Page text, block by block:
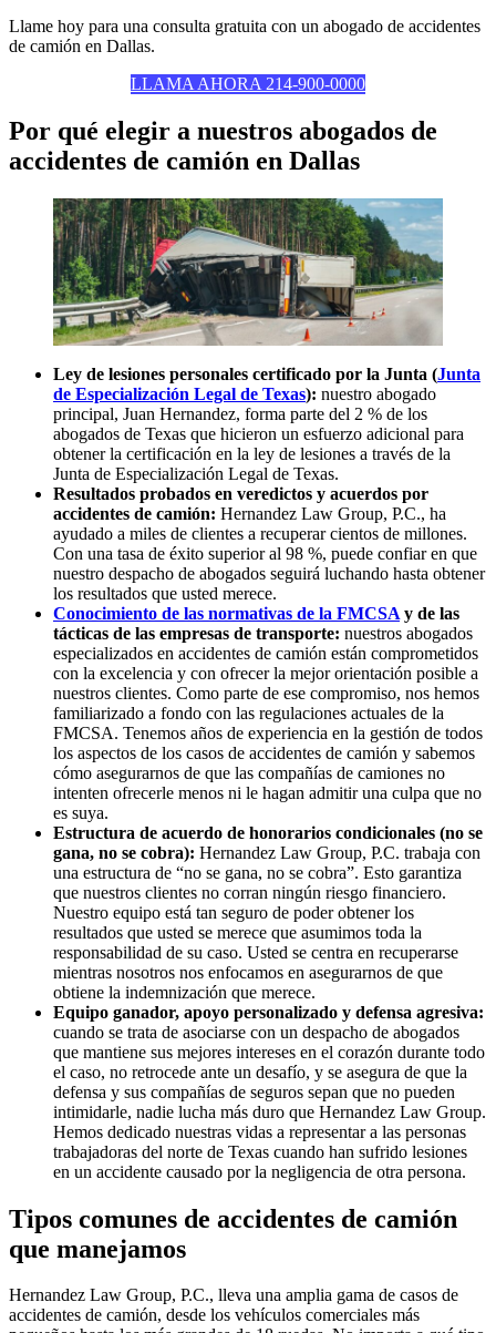
Llame hoy para una consulta gratuita con un abogado de accidentes
de camión en Dallas.
LLAMA AHORA 214-900-0000
Por qué elegir a nuestros abogados de
accidentes de camión en Dallas
Ley de lesiones personales certificado por la Junta (Junta
de Especialización Legal de Texas): nuestro abogado
principal, Juan Hernandez, forma parte del 2 % de los
abogados de Texas que hicieron un esfuerzo adicional para
obtener la certificación en la ley de lesiones a través de la
Junta de Especialización Legal de Texas.
Resultados probados en veredictos y acuerdos por
accidentes de camión: Hernandez Law Group, P.C., ha
ayudado a miles de clientes a recuperar cientos de millones.
Con una tasa de éxito superior al 98 %, puede confiar en que
nuestro despacho de abogados seguirá luchando hasta obtener
los resultados que usted merece.
Conocimiento de las normativas de la FMCSA y de las
tácticas de las empresas de transporte: nuestros abogados
especializados en accidentes de camión están comprometidos
con la excelencia y con ofrecer la mejor orientación posible a
nuestros clientes. Como parte de ese compromiso, nos hemos
familiarizado a fondo con las regulaciones actuales de la
FMCSA. Tenemos años de experiencia en la gestión de todos
los aspectos de los casos de accidentes de camión y sabemos
cómo asegurarnos de que las compañías de camiones no
intenten ofrecerle menos ni le hagan admitir una culpa que no
es suya.
Estructura de acuerdo de honorarios condicionales (no se
gana, no se cobra): Hernandez Law Group, P.C. trabaja con
una estructura de “no se gana, no se cobra”. Esto garantiza
que nuestros clientes no corran ningún riesgo financiero.
Nuestro equipo está tan seguro de poder obtener los
resultados que usted se merece que asumimos toda la
responsabilidad de su caso. Usted se centra en recuperarse
mientras nosotros nos enfocamos en asegurarnos de que
obtiene la indemnización que merece.
Equipo ganador, apoyo personalizado y defensa agresiva:
cuando se trata de asociarse con un despacho de abogados
que mantiene sus mejores intereses en el corazón durante todo
el caso, no retrocede ante un desafío, y se asegura de que la
defensa y sus compañías de seguros sepan que no pueden
intimidarle, nadie lucha más duro que Hernandez Law Group.
Hemos dedicado nuestras vidas a representar a las personas
trabajadoras del norte de Texas cuando han sufrido lesiones
en un accidente causado por la negligencia de otra persona.
Tipos comunes de accidentes de camión
que manejamos
Hernandez Law Group, P.C., lleva una amplia gama de casos de
accidentes de camión, desde los vehículos comerciales más